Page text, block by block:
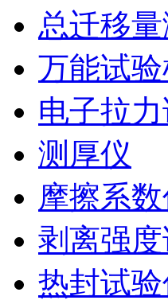
总迁移
万能试
电子拉
测厚仪
摩擦系数
剥离强
热封试验